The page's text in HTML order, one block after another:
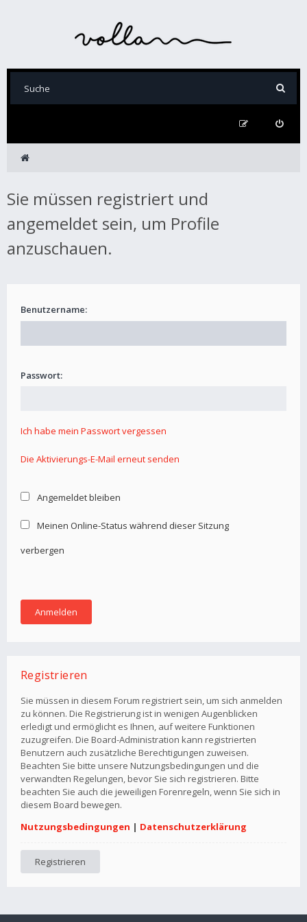
Sie müssen registriert und
angemeldet sein, um Profile
anzuschauen.
Benutzername:
Passwort:
Ich habe mein Passwort vergessen
Die Aktivierungs-E-Mail erneut senden
Angemeldet bleiben
Meinen Online-Status während dieser Sitzung
verbergen
Registrieren
Sie müssen in diesem Forum registriert sein, um sich anmelden
zu können. Die Registrierung ist in wenigen Augenblicken
erledigt und ermöglicht es Ihnen, auf weitere Funktionen
zuzugreifen. Die Board-Administration kann registrierten
Benutzern auch zusätzliche Berechtigungen zuweisen.
Beachten Sie bitte unsere Nutzungsbedingungen und die
verwandten Regelungen, bevor Sie sich registrieren. Bitte
beachten Sie auch die jeweiligen Forenregeln, wenn Sie sich in
diesem Board bewegen.
Nutzungsbedingungen | Datenschutzerklärung
Registrieren